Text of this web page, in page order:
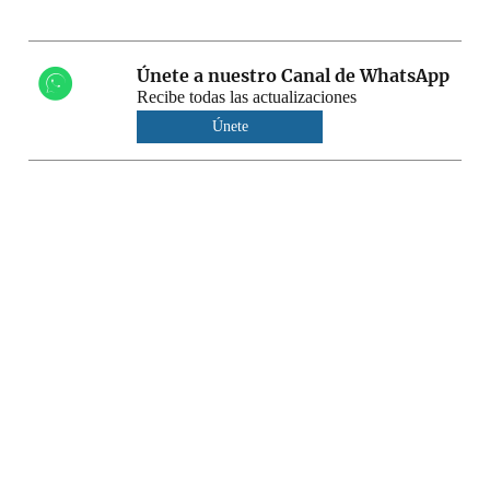
Únete a nuestro Canal de WhatsApp
Recibe todas las actualizaciones
Únete